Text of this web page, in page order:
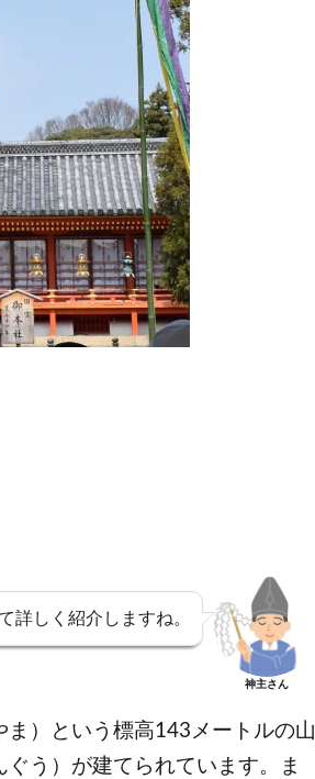
詳しく紹介しますね。
神主さん
）という標高143メートルの山
う）が建てられています。
ま